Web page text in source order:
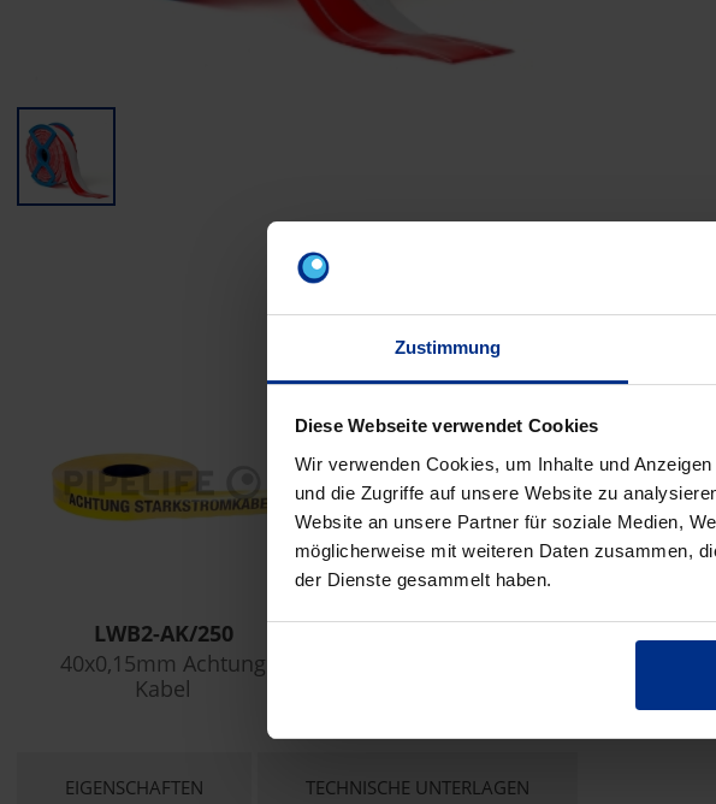
Zustimmung
Diese Webseite verwendet Cookies
Wir verwenden Cookies, um Inhalte und
und die Zugriffe auf unsere Website zu
Website an unsere Partner für soziale Medien,
möglicherweise mit weiteren Daten zusammen,
der Dienste gesammelt haben.
ZUBEHÖR/
LWB2-AK/250
40x0,15mm Achtung
Kabel
CURRENT
EIGENSCHAFTEN TECHNISCHE UNTERLAGEN